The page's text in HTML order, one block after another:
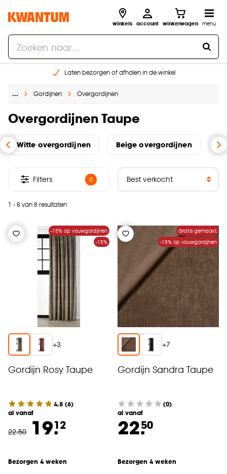
winkels account winkelwagen menu
Laten bezorgen of afhalen in de winkel
Gratis raam advies en inmeten aan huis
… Gordijnen Overgordijnen
Overgordijnen Taupe
Witte overgordijnen Beige overgordijnen
1 - 8 van 8 resultaten
Filters 0
-15% op vouwgordijnen
-15%
+3
Gordijn Rosy Taupe
4.8 (6)
al vanaf
22.50 19.12
Bezorgen 4 weken
Gratis gemaakt
-15% op vouwgordijnen
+7
Gordijn Sandra Taupe
(0)
al vanaf
22.50
Bezorgen 4 weken